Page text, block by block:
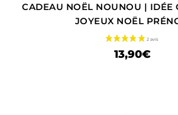
CADEAU NOËL NOUNOU | IDÉE
JOYEUX NOËL
13,90€